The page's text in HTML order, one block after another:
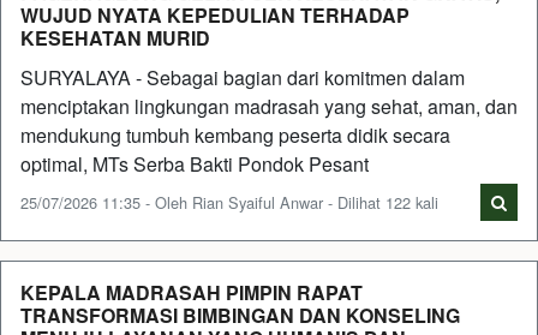
WUJUD NYATA KEPEDULIAN TERHADAP
KESEHATAN MURID
SURYALAYA - Sebagai bagian dari komitmen dalam
menciptakan lingkungan madrasah yang sehat, aman, dan
mendukung tumbuh kembang peserta didik secara
optimal, MTs Serba Bakti Pondok Pesant
25/07/2026 11:35 - Oleh Rian Syaiful Anwar - Dilihat 122 kali
KEPALA MADRASAH PIMPIN RAPAT
TRANSFORMASI BIMBINGAN DAN KONSELING